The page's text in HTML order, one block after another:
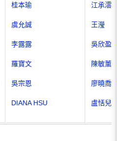
桂本瑜
虞允誠
李露露
羅寶文
吳宗恩
DIANA HSU
江承澐
王瀅
吳欣盈
陳敏薰
廖曉喬
盧恬兒